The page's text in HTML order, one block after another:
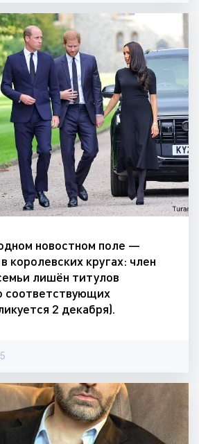
новостном поле —
королевских кругах: член
лишён титулов
соответствующих
2 декабря).